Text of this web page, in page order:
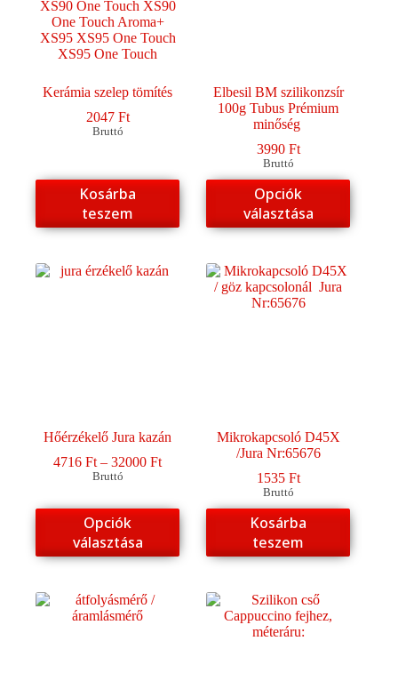
Kerámia szelep tömítés
2047 Ft
Bruttó
Kosárba
teszem
Elbesil BM szilikonzsír
100g Tubus Prémium
minőség
3990 Ft
Bruttó
Opciók
választása
Ennek
a
terméknek
több
van.
A
változatok
Hőérzékelő Jura kazán
4716Ft – 32000FtÁrtartomány:
32000 Ft
Bruttó
Opciók
választása
Ennek
a
terméknek
több
van.
A
Mikrokapcsoló D45X
/Jura Nr:65676
1535 Ft
Bruttó
Kosárba
teszem